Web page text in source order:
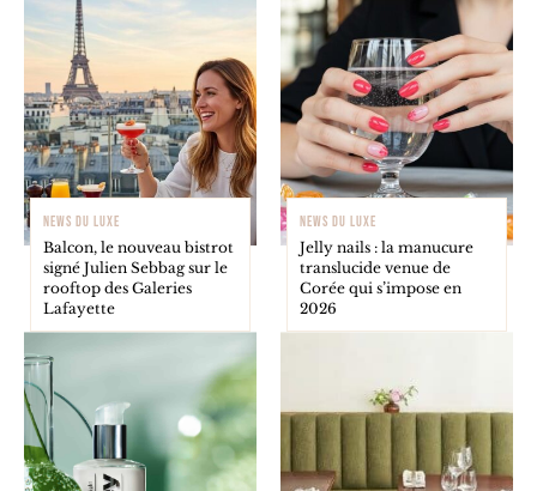
NEWS DU LUXE
Balcon, le nouveau bistrot
signé Julien Sebbag sur le
rooftop des Galeries
Lafayette
NEWS DU LUXE
Jelly nails : la manucure
translucide venue de
Corée qui s’impose en
2026